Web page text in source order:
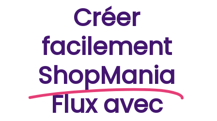
Créer
facilement
ShopMania
Flux avec